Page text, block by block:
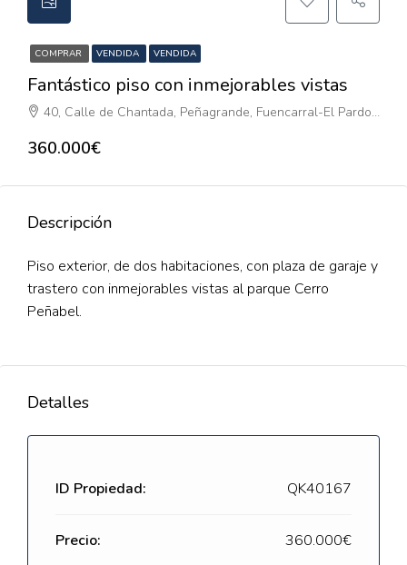
COMPRAR VENDIDA VENDIDA
Fantástico piso con inmejorables vistas
40, Calle de Chantada, Peñagrande, Fuencarral-El Pardo, Madrid, Comunidad de Madrid, 28035, España
360.000€
Descripción
Piso exterior, de dos habitaciones, con plaza de garaje y
trastero con inmejorables vistas al parque Cerro
Peñabel.
Detalles
ID Propiedad: QK40167
Precio: 360.000€